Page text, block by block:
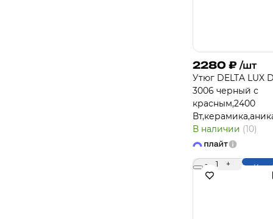
2280 ₽ /шт
Утюг DELTA LUX
3006 черный с
красным,2400
В наличии (10)
- 1 +